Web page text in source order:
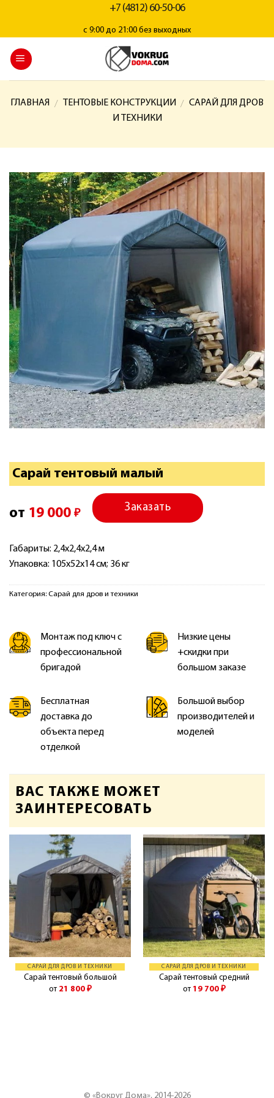
+7 (4812) 60-50-06
с 9:00 до 21:00 без выходных
ГЛАВНАЯ / ТЕНТОВЫЕ КОНСТРУКЦИИ / САРАЙ ДЛЯ ДРОВ
И ТЕХНИКИ
Сарай тентовый малый
от 19 000 ₽
Заказать
Габариты: 2,4х2,4х2,4 м
Упаковка: 105х52х14 см; 36 кг
Категория: Сарай для дров и техники
Монтаж под ключ с
профессиональной
бригадой
Низкие цены
+скидки при
большом заказе
Бесплатная
доставка до
объекта перед
отделкой
Большой выбор
производителей и
моделей
ВАС ТАКЖЕ МОЖЕТ
ЗАИНТЕРЕСОВАТЬ
САРАЙ ДЛЯ ДРОВ И ТЕХНИКИ
Сарай тентовый большой
от 21 800 ₽
САРАЙ ДЛЯ ДРОВ И ТЕХНИКИ
Сарай тентовый средний
от 19 700 ₽
© «Вокруг Дома», 2014-2026